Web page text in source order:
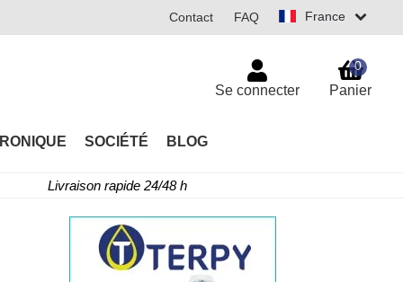
France
Contact FAQ
SOCIÉTÉ BLOG
Se connecter Panier
0
Livraison rapide 24/48 h